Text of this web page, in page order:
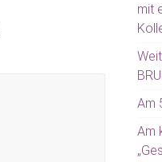
mit
Am
Am